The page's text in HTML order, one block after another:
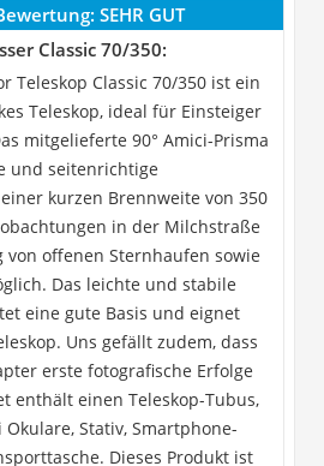
SEHR GUT
Classic 70/350:
Teleskop Classic 70/350 ist ein
Teleskop, ideal für Einsteiger
mitgelieferte 90° Amici-Prisma
und seitenrichtige
kurzen Brennweite von 350
in der Milchstraße
offenen Sternhaufen sowie
Das leichte und stabile
eine gute Basis und eignet
Uns gefällt zudem, dass
erste fotografische Erfolge
enthält einen Teleskop-Tubus,
Stativ, Smartphone-
Dieses Produkt ist